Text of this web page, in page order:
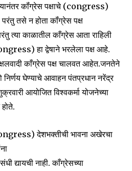
कॉंग्रेस पक्षाचे (congress)
तसे न होता कॉंग्रेस पक्ष
त्या काळातील काँग्रेस आता राहिली
हा द्वेषाने भरलेला पक्ष आहे.
काँग्रेस पक्ष चालवत आहेत.जनतेने
निर्णय घेण्याचे आवाहन पंतप्रधान नरेंद्र
आयोजित विश्वकर्मा योजनेच्या
होते.
देशभक्तीची भावना अखेरचा
द्यायची नाही. काँग्रेसच्या